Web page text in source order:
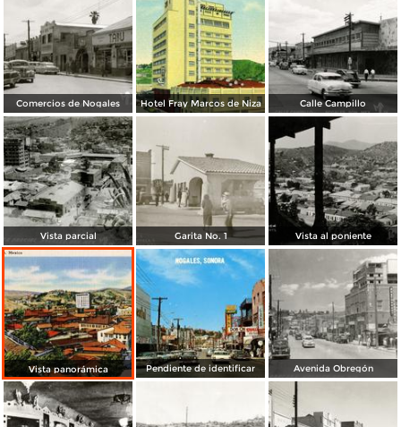
Comercios de Nogales Hotel Fray Marcos de Niza Calle Campillo
Vista parcial Garita No. 1 Vista al poniente
Vista panorámica Pendiente de identificar Avenida Obregón